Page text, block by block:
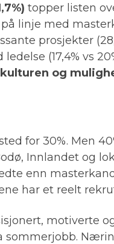
topper listen
linje med
prosjekter
(17,4% vs
og
for 30%. Men
Innlandet og
enn
har et reelt
motiverte
sommerjobb.